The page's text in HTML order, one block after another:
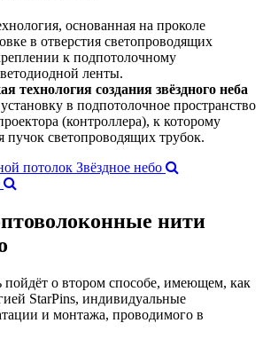
основанная на проколе
в отверстия светопроводящих
к подпотолочному
ленты.
технология создания звёздного неба
в подпотолочное пространство
(контроллера), к которому
пучок светопроводящих трубок.
нити
пойдёт о втором способе, имеющем, как
StarPins, индивидуальные
и монтажа, проводимого в